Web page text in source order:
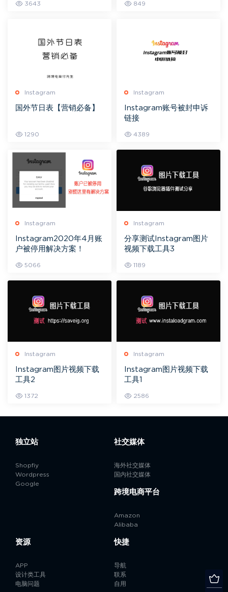
3643 849
Instagram
国外节日表【营销必备】
1290
Instagram
Instagram账号被封申诉
链接
4389
Instagram
Instagram2020年4月账
户被停用解决方案！
5066
Instagram
分享测试Instagram图片
视频下载工具3
1189
Instagram
Instagram图片视频下载
工具2
1372
Instagram
Instagram图片视频下载
工具1
2586
独立站
Shopfiy
Wordpress
Google
社交媒体
海外社交媒体
国内社交媒体
跨境电商平台
Amazon
Alibaba
资源
APP
设计类工具
电脑问题
快捷
导航
联系
自用